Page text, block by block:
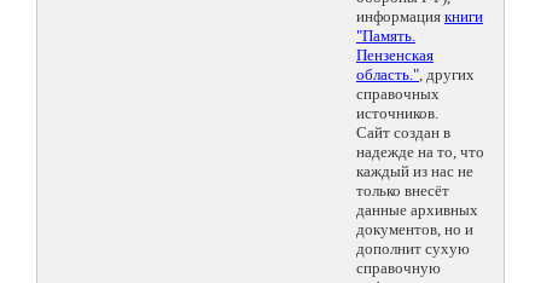
информация книги
"Память.
Пензенская
область.", других
справочных
источников.
Сайт создан в
надежде на то, что
каждый из нас не
только внесёт
данные архивных
документов, но и
дополнит сухую
справочную